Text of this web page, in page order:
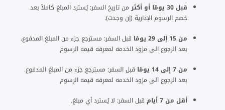
قبل 30 يومًا أو أكثر
من تاريخ السفر: يُسترد المبلغ كاملاً بعد
خصم الرسوم الإدارية (إن وجدت).
من 15 إلى 29 يومًا
قبل السفر: مسترجع جزء من المبلغ المدفوع.
بعد الرجوع الى مزود الخدمه لمعرفه قيمه الرسوم
من 7 إلى 14 يومًا
قبل السفر: مسترجع جزء من المبلغ المدفوع.
بعد الرجوع الى مزود الخدمه لمعرفه قيمه الرسوم
أقل من 7 أيام
قبل السفر: لا يُسترد أي مبلغ.